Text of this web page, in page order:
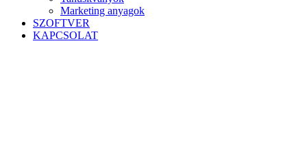
Marketing anyagok
SZOFTVER
KAPCSOLAT